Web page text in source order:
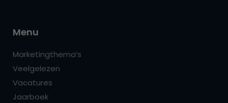
Menu
Marketingthema’s
Veelgelezen
Vacatures
Jaarboek